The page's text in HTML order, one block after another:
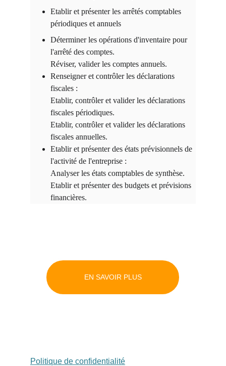
EN SAVOIR PLUS
Etablir et présenter les arrêtés comptables
périodiques et annuels
Déterminer les opérations d'inventaire pour
l'arrêté des comptes.
Réviser, valider les comptes annuels.
Renseigner et contrôler les déclarations
fiscales :
Etablir, contrôler et valider les déclarations
fiscales périodiques.
Etablir, contrôler et valider les déclarations
fiscales annuelles.
Etablir et présenter des états prévisionnels de
l'activité de l'entreprise :
Analyser les états comptables de synthèse.
Etablir et présenter des budgets et prévisions
financières.
Politique de confidentialité